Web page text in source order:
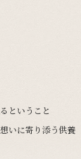
ということ
いに寄り添う供養